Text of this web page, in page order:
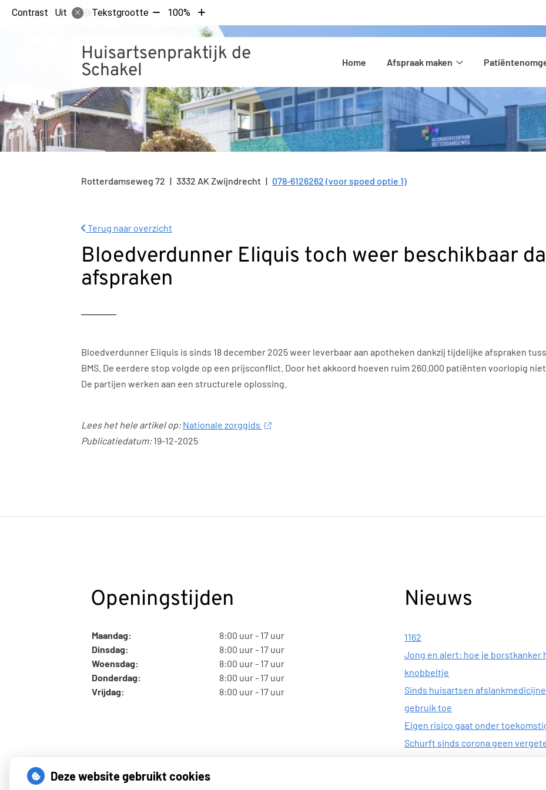
Contrast Uit Tekstgrootte Tekst
10%
100%
Tekst
vergroten
met
10%
Huisartsenpraktijk de
Schakel Home
Afspraak maken
submenu
Rotterdamseweg 72 3332 AK Zwijndrecht Tel:
078-6126262 (voor spoed optie 1)
Terug naar overzicht
Bloedverdunner Eliquis toch weer beschikbaar
afspraken
Bloedverdunner Eliquis is sinds 18 december 2025 weer leverbaar aan apotheken dankzij tijdelijke afspraken
BMS. De eerdere stop volgde op een prijsconflict. Door het akkoord hoeven ruim 260.000 patiënten voorlopig
De partijen werken aan een structurele oplossing.
Lees het hele artikel op: Nationale zorggids
Publicatiedatum:19-12-2025
Openingstijden
Maandag:
8:00 uur - 17 uur
Dinsdag:
8:00 uur - 17 uur
Woensdag:
8:00 uur - 17 uur
Donderdag:
8:00 uur - 17 uur
Vrijdag:
8:00 uur - 17 uur
Nieuws
1162
Jong en alert: hoe je borstkanker
knobbeltje
Sinds huisartsen
gebruik toe
Eigen risico gaat onder
Schurft sinds corona geen
Deze website gebruikt cookies